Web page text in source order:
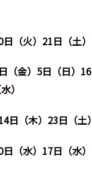
（火）21日（土）
（金）5日（日）16
）
日（木）23日（土
（水）17日（水